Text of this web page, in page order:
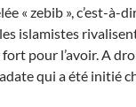
« zebib », c’est-à-
islamistes
pour l’avoir. A
qui a été initié